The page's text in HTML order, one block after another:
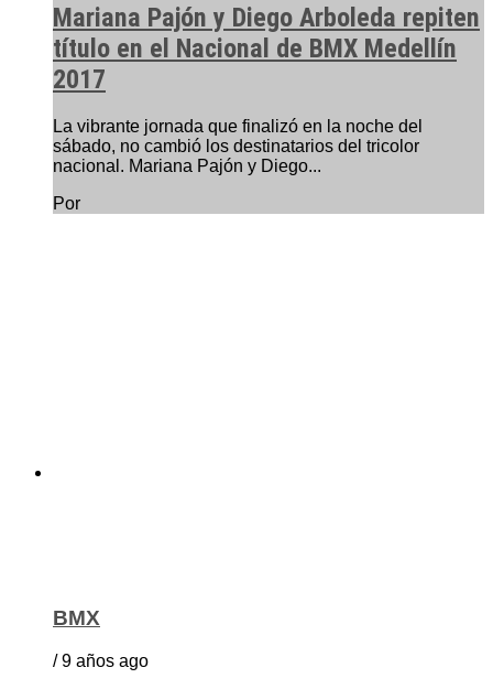
Mariana Pajón y Diego Arboleda repiten
título en el Nacional de BMX Medellín
2017
La vibrante jornada que finalizó en la noche del
sábado, no cambió los destinatarios del tricolor
nacional. Mariana Pajón y Diego...
Por
BMX
/ 9 años ago